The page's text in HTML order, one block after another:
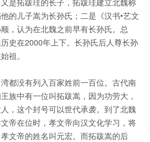
的儿子嵩为长孙氏；二是《汉书•艺文
，认为在北魏之前早有长孙氏。总
史在2000年上下。长孙氏后人尊长孙
祖。
都没有列入百家姓前一百位。古代南
族中有一位叫拓跋嵩，因为功劳大，
，这个封号可以世代承袭。到了北魏
帝在位时，孝文帝向汉文化学习，将
文帝的姓名叫元宏。而拓跋嵩的后